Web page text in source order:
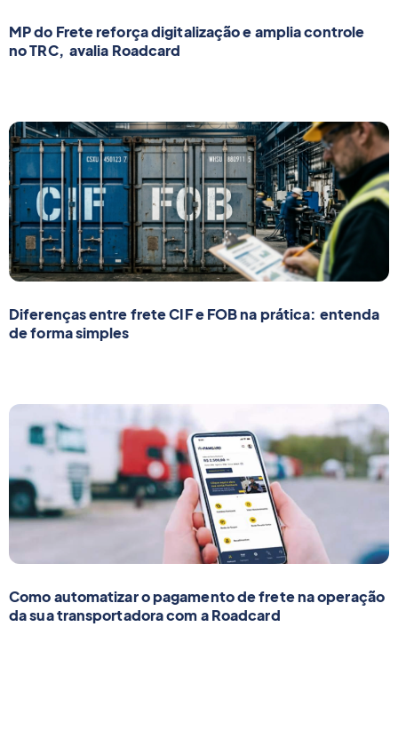
MP do Frete reforça digitalização e amplia controle
no TRC, avalia Roadcard
Diferenças entre frete CIF e FOB na prática: entenda
de forma simples
Como automatizar o pagamento de frete na operação
da sua transportadora com a Roadcard